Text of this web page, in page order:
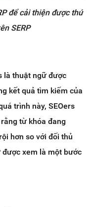
để cải thiện được thứ
SERP
là thuật ngữ được
kết quả tìm kiếm của
trình này, SEOers
từ khóa đang
hơn so với đối thủ
được xem là một bước